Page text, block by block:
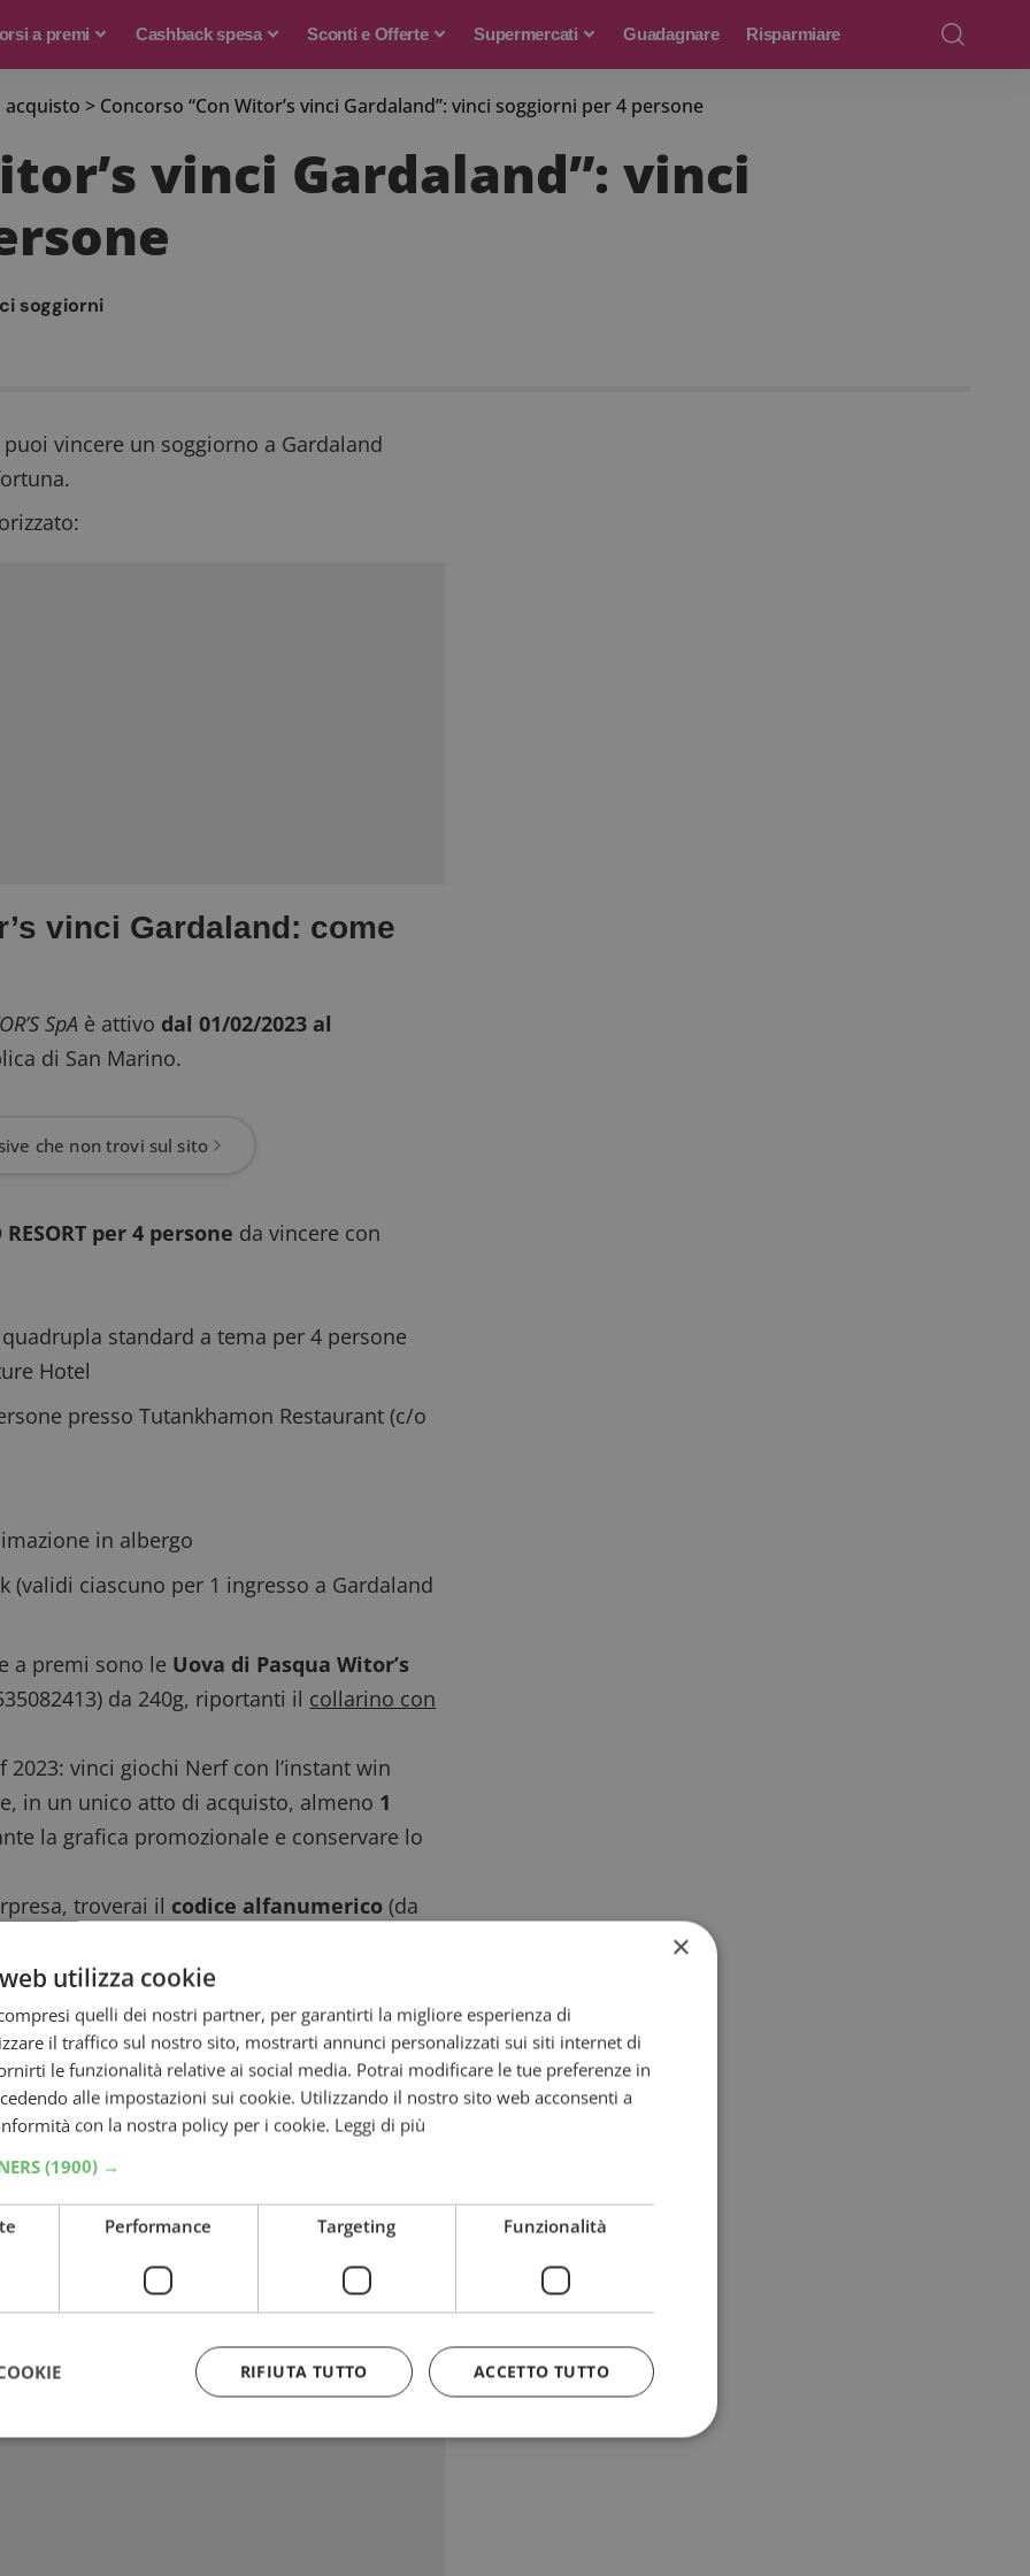
a premi Cashback spesa Sconti e Offerte Supermercati Guadagnare Risparmiare
acquisto > Concorso “Con Witor’s vinci Gardaland”: vinci soggiorni per 4 persone
vinci Gardaland”: vinci
soggiorni
puoi vincere un soggiorno a Gardaland
vinci Gardaland: come
SpA è attivo dal 01/02/2023 al
di San Marino.
che non trovi sul sito
per 4 persone da vincere con
standard a tema per 4 persone
Hotel
presso Tutankhamon Restaurant (c/o
in albergo
ciascuno per 1 ingresso a Gardaland
a premi sono le Uova di Pasqua Witor’s
da 240g, riportanti il collarino con
2023: vinci giochi Nerf con l’instant win
in un unico atto di acquisto, almeno 1
la grafica promozionale e conservare lo
troverai il codice alfanumerico (da
dedicato al concorso
per partecipateestrazione finaledei premi
completo del concorso, che
×
utilizza cookie
quelli dei nostri partner, per garantirti la migliore esperienza di
il traffico sul nostro sito, mostrarti annunci personalizzati sui siti internet di
le funzionalità relative ai social media. Potrai modificare le tue preferenze in
alle impostazioni sui cookie. Utilizzando il nostro sito web acconsenti a
con la nostra policy per i cookie. Leggi di più
(1900) →
Performance Targeting Funzionalità
ACCETTO TUTTO
RIFIUTA TUTTO